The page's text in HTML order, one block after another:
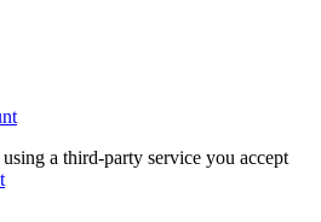
a third-party service you accept